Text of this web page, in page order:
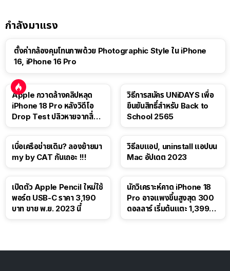
กำลังมาแรง
ตั้งค่ากล้องคุมโทนภาพด้วย Photographic Style ใน iPhone
16, iPhone 16 Pro
Apple กวาดล้างคลิปหลุด
iPhone 18 Pro หลังวิดีโอ
Drop Test ปลิวหายจากสื่อ
วิธีการสมัคร UNiDAYS เพื่อ
ยืนยันสิทธิ์สำหรับ Back to
School 2565
เบื่อเครือข่ายเดิม? ลองย้ายมา
my by CAT กันเถอะ !!!
วิธีลบแอป, uninstall แอปบน
Mac อัปเดต 2023
เปิดตัว Apple Pencil ใหม่ใช้
พอร์ต USB-C ราคา 3,190
บาท ขาย พ.ย. 2023 นี้
นักวิเคราะห์คาด iPhone 18
Pro อาจแพงขึ้นสูงสุด 300
ดอลลาร์ เริ่มต้นแตะ 1,399